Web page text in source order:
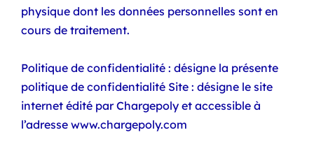
physique dont les données personnelles sont en
cours de traitement.
Politique de confidentialité : désigne la présente
politique de confidentialité Site : désigne le site
internet édité par Chargepoly et accessible à
l’adresse www.chargepoly.com